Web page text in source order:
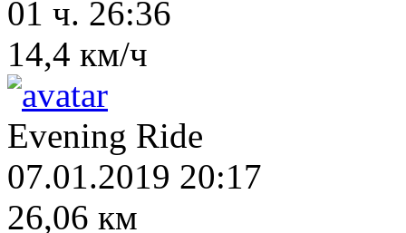
01 ч. 26:36
14,4 км/ч
Evening Ride
07.01.2019 20:17
26,06 км